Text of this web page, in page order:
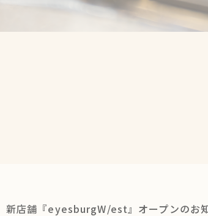
新店舗『eyesburgW/est』オープンのお